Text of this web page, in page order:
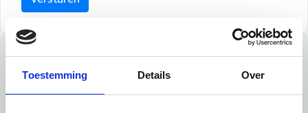
Toestemming Details Over
Tips